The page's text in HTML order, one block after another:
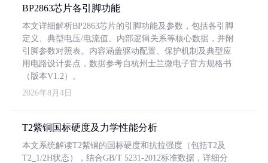
BP2863芯片各引脚功能
本文详细解析BP2863芯片的引脚功能及参数，包括各引脚
定义、典型电压/电流值、内部逻辑关系等核心数据，并附
引脚参数对照表。内容涵盖驱动配置、保护机制及典型应
用电路设计要点，数据参考自杭州士兰微电子官方规格书
（版本V1.2）。
2026年8月4日
T2紫铜国标硬度及力学性能分析
本文系统解读T2紫铜的国标硬度和抗拉强度（包括T2及
T2_1/2H状态），结合GB/T 5231-2012标准数据，详细分